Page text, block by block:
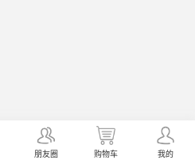
朋友圈 购物车 我的